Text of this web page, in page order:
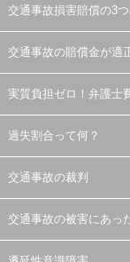
交通事故損害賠償の3
交通事故の賠償金が適
実質負担ゼロ！弁護士
過失割合って何？
交通事故の裁判
交通事故の被害にあっ